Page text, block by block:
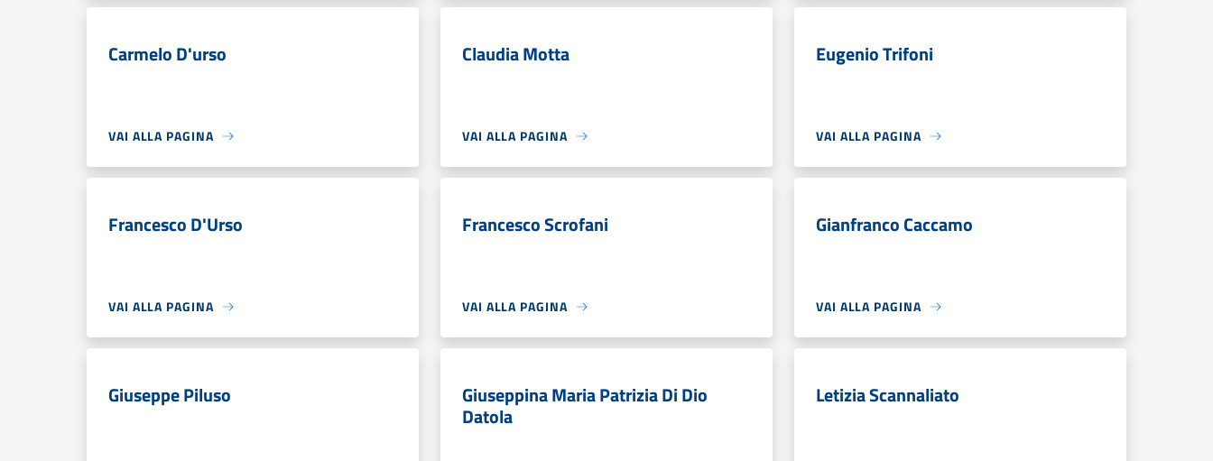
Carmelo D'urso
VAI ALLA PAGINA
Claudia Motta
VAI ALLA PAGINA
Eugenio Trifoni
VAI ALLA PAGINA
Francesco D'Urso
VAI ALLA PAGINA
Francesco Scrofani
VAI ALLA PAGINA
Gianfranco Caccamo
VAI ALLA PAGINA
Giuseppe Piluso Giuseppina Maria Patrizia Di Dio
Datola
Letizia Scannaliato